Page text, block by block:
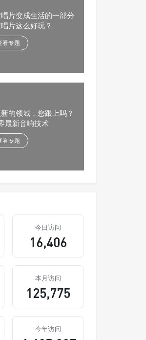
片变成生活的一部分
片这么好玩？
看专题
的领域，您跟上吗？
最新音响技术
看专题
今日访问
16,406
本月访问
125,775
今年访问